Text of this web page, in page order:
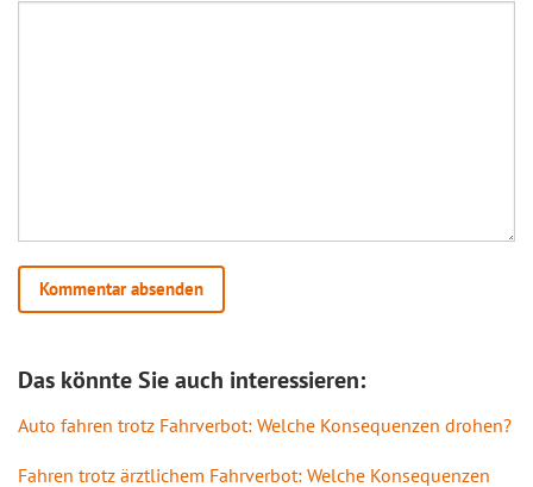
Das könnte Sie auch interessieren:
Auto fahren trotz Fahrverbot: Welche Konsequenzen drohen?
Fahren trotz ärztlichem Fahrverbot: Welche Konsequenzen